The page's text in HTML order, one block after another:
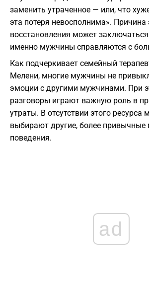
заменить утраченное — или, что
эта потеря невосполнима». Причина
восстановления может
именно мужчины справляются с
Как подчеркивает семейный
Мелени, многие мужчины не
эмоции с другими мужчинами. При
разговоры играют важную роль в
утраты. В отсутствии этого
выбирают другие, более привычные
поведения.
ad